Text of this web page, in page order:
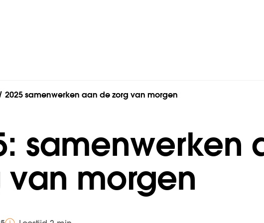
2025 samenwerken aan de zorg van morgen
samenwerken
van morgen